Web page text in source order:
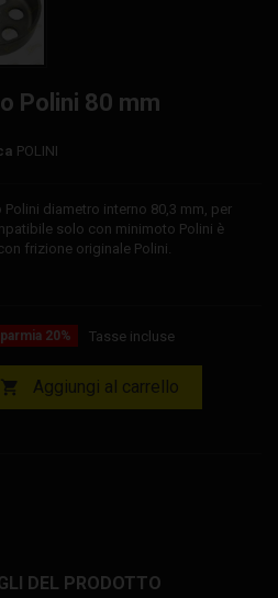
Polini 80 mm
POLINI
diametro interno 80,3 mm, per
solo con minimoto Polini è
frizione originale Polini.
20% Tasse incluse
 Aggiungi al carrello
DEL PRODOTTO